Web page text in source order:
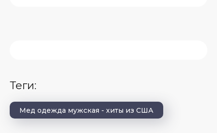
теги:
Мед одежда мужская - хиты из США